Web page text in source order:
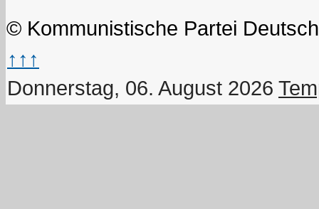
© Kommunistische Partei
↑↑↑
Donnerstag, 06. August 2026